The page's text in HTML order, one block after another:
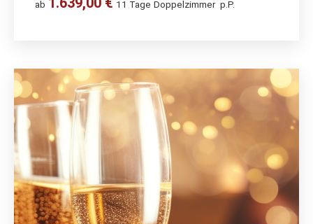
ab 11 Tage Doppelzimmer p.P.